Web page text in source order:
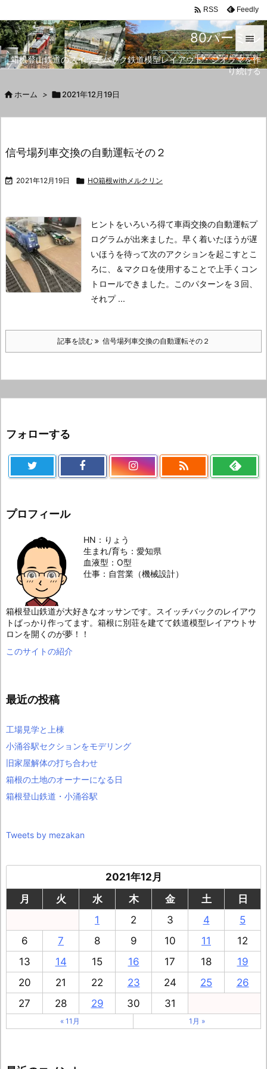
80パーミル
箱根登山鉄道のスイッチバック鉄道模型レイアウト・ジオラマを作
り続ける


メニュ
 RSS Feedly
 ホーム > 2021年12月19日
信号場列車交換の自動運転その２
 2021年12月19日  HO箱根withメルクリン
ヒントをいろいろ得て車両交換の自動運転プ
ログラムが出来ました。 早く着いたほうが遅
いほうを待って次のアクションを起こすとこ
ろに、＆マクロを使用することで上手くコン
トロールできました。
このパターンを３回、
それプ ...
記事を読む 信号場列車交換の自動運転その２
フォローする

プロフィール
HN：りょう
生まれ/育ち：愛知県
血液型：O型
仕事：自営業（機械設計）
箱根登山鉄道が大好きなオッサンです。スイッチバックのレイアウ
トばっかり作ってます。箱根に別荘を建てて鉄道模型レイアウトサ
ロンを開くのが夢！！
このサイトの紹介
最近の投稿
工場見学と上棟
小涌谷駅セクションをモデリング
旧家屋解体の打ち合わせ
箱根の土地のオーナーになる日
箱根登山鉄道・小涌谷駅
Tweets by mezakan
2021年12月
月
火 水 木 金 土
日
1
2 3 4
5
6
7 8 9 10 11
12
13
14 15 16 17 18
19
20
21 22 23 24 25
26
27
28 29 30 31
« 11月 1月 »